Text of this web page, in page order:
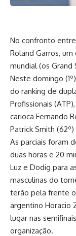
No confronto
Roland Garros,
mundial (os Grand
Neste domingo
do ranking de
Profissionais
carioca Fernando
Patrick Smith (62º)
As parciais foram
duas horas e 20
Luz e Dodig para
masculinas do
terão pela frente o
argentino Horacio
lugar nas
organização.